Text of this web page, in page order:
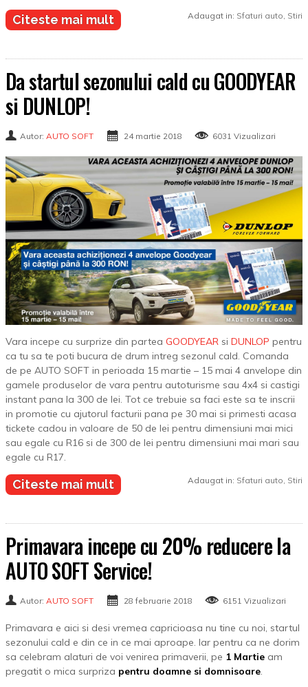
Citeste mai mult Adaugat in: Sfaturi auto, Stiri
Da startul sezonului cald cu GOODYEAR
si DUNLOP!
Autor: AUTO SOFT 24 martie 2018 6031 Vizualizari
Vara incepe cu surprize din partea GOODYEAR si DUNLOP pentru
ca tu sa te poti bucura de drum intreg sezonul cald. Comanda
de pe AUTO SOFT in perioada 15 martie – 15 mai 4 anvelope din
gamele produselor de vara pentru autoturisme sau 4x4 si castigi
instant pana la 300 de lei. Tot ce trebuie sa faci este sa te inscrii
in promotie cu ajutorul facturii pana pe 30 mai si primesti acasa
tickete cadou in valoare de 50 de lei pentru dimensiuni mai mici
sau egale cu R16 si de 300 de lei pentru dimensiuni mai mari sau
egale cu R17.
Citeste mai mult Adaugat in: Sfaturi auto, Stiri
Primavara incepe cu 20% reducere la
AUTO SOFT Service!
Autor: AUTO SOFT 28 februarie 2018 6151 Vizualizari
Primavara e aici si desi vremea capricioasa nu tine cu noi, startul
sezonului cald e din ce in ce mai aproape. Iar pentru ca ne dorim
sa celebram alaturi de voi venirea primaverii, pe 1 Martie am
pregatit o mica surpriza pentru doamne si domnisoare.